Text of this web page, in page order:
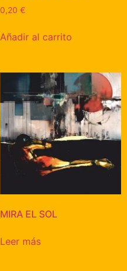
0,20 €
Añadir al carrito
MIRA EL SOL
Leer más